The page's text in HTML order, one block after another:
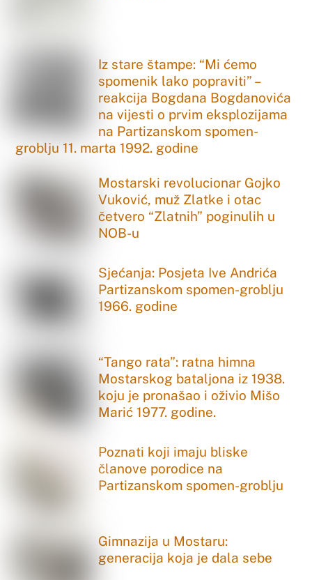
Iz stare štampe: “Mi ćemo
spomenik lako popraviti” –
reakcija Bogdana Bogdanovića
na vijesti o prvim eksplozijama
na Partizanskom spomen-
groblju 11. marta 1992. godine
Mostarski revolucionar Gojko
Vuković, muž Zlatke i otac
četvero “Zlatnih” poginulih u
NOB-u
Sjećanja: Posjeta Ive Andrića
Partizanskom spomen-groblju
1966. godine
“Tango rata”: ratna himna
Mostarskog bataljona iz 1938.
koju je pronašao i oživio Mišo
Marić 1977. godine.
Poznati koji imaju bliske
članove porodice na
Partizanskom spomen-groblju
Gimnazija u Mostaru:
generacija koja je dala sebe